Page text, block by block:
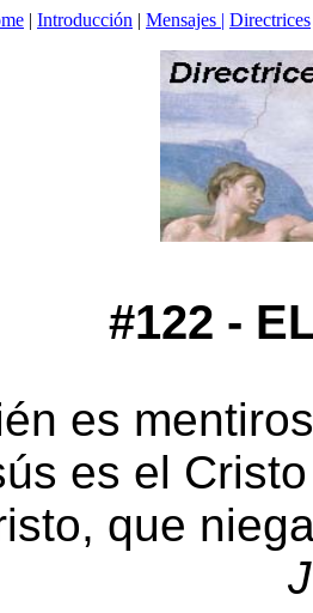
| Introducción | Mensajes | Directrices
#122 -
es
es el
que